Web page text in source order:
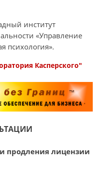
институт
«Управление
психология».
Касперского"
продления лицензии